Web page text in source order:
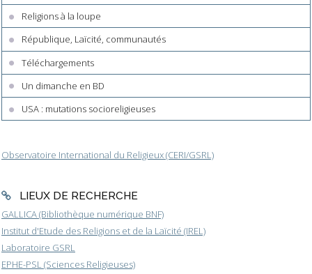
Religions à la loupe
République, Laïcité, communautés
Téléchargements
Un dimanche en BD
USA : mutations socioreligieuses
Observatoire International du Religieux (CERI/GSRL)
LIEUX DE RECHERCHE
GALLICA (Bibliothèque numérique BNF)
Institut d'Etude des Religions et de la Laïcité (IREL)
Laboratoire GSRL
EPHE-PSL (Sciences Religieuses)